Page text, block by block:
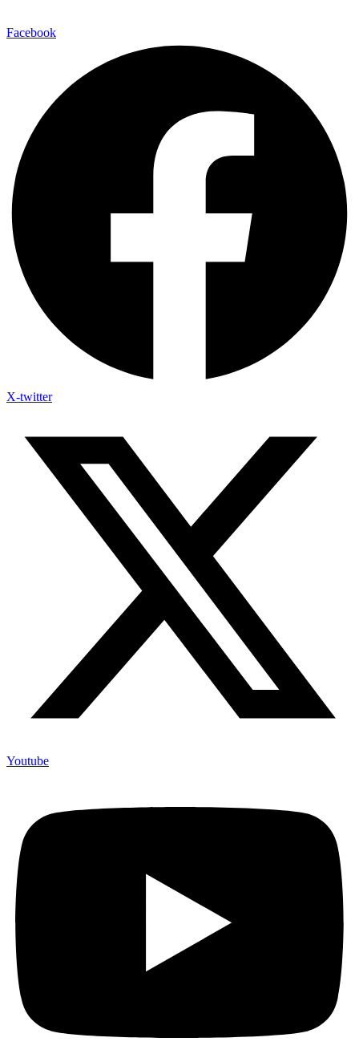
Facebook
X-twitter
Youtube